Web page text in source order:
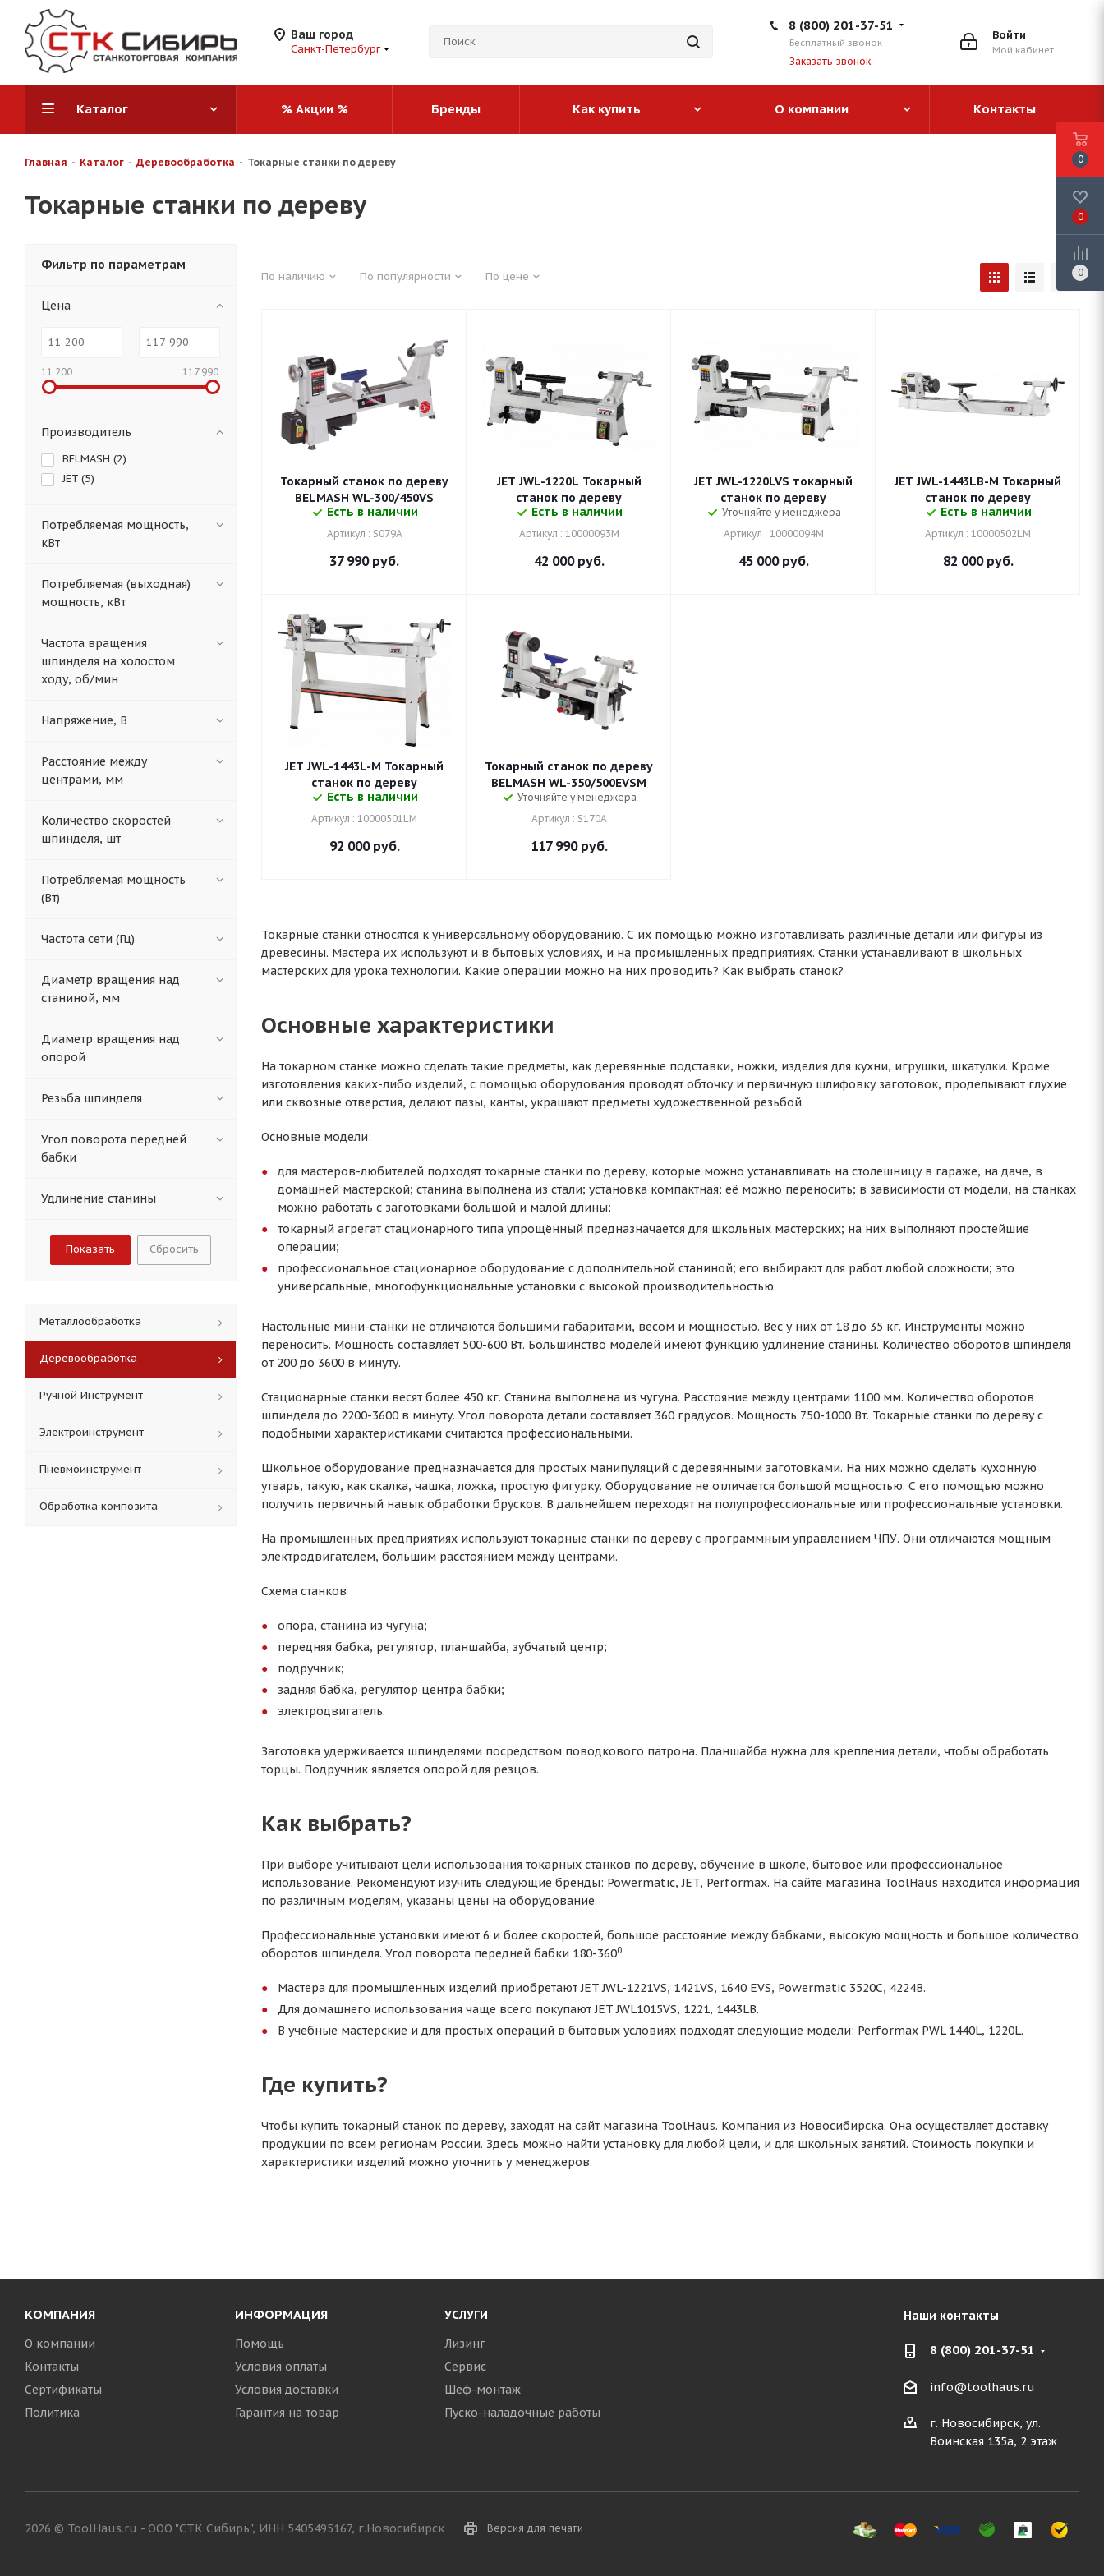
Ваш город
Санкт-Петербург
Войти
Мой кабинет
8 (800) 201-37-51
Бесплатный звонок
Заказать звонок
Каталог % Акции % Бренды Как купить О компании Контакты
Главная - Каталог - Деревообработка - Токарные станки по дереву
Токарные станки по дереву
По наличию По популярности По цене
Токарный станок по дереву
BELMASH WL-300/450VS
Есть в наличии
Артикул : S079A
37 990руб.
JET JWL-1220L Токарный
станок по дереву
Есть в наличии
Артикул : 10000093M
42 000руб.
JET JWL-1220LVS токарный
станок по дереву
Уточняйте у менеджера
Артикул : 10000094M
45 000руб.
JET JWL-1443LB-M Токарный
станок по дереву
Есть в наличии
Артикул : 10000502LM
82 000руб.
JET JWL-1443L-M Токарный
станок по дереву
Есть в наличии
Артикул : 10000501LM
92 000руб.
Токарный станок по дереву
BELMASH WL-350/500EVSM
Уточняйте у менеджера
Артикул : S170A
117 990руб.
Токарные станки относятся к универсальному оборудованию. С их помощью можно изготавливать различные детали или фигуры из
древесины. Мастера их используют и в бытовых условиях, и на промышленных предприятиях. Станки устанавливают в школьных
мастерских для урока технологии. Какие операции можно на них проводить? Как выбрать станок?
Основные характеристики
На токарном станке можно сделать такие предметы, как деревянные подставки, ножки, изделия для кухни, игрушки, шкатулки. Кроме
изготовления каких-либо изделий, с помощью оборудования проводят обточку и первичную шлифовку заготовок, проделывают глухие
или сквозные отверстия, делают пазы, канты, украшают предметы художественной резьбой.
Основные модели:
для мастеров-любителей подходят токарные станки по дереву, которые можно устанавливать на столешницу в гараже, на даче, в
домашней мастерской; станина выполнена из стали; установка компактная; её можно переносить; в зависимости от модели, на станках
можно работать с заготовками большой и малой длины;
токарный агрегат стационарного типа упрощённый предназначается для школьных мастерских; на них выполняют простейшие
операции;
профессиональное стационарное оборудование с дополнительной станиной; его выбирают для работ любой сложности; это
универсальные, многофункциональные установки с высокой производительностью.
Настольные мини-станки не отличаются большими габаритами, весом и мощностью. Вес у них от 18 до 35 кг. Инструменты можно
переносить. Мощность составляет 500-600 Вт. Большинство моделей имеют функцию удлинение станины. Количество оборотов шпинделя
от 200 до 3600 в минуту.
Стационарные станки весят более 450 кг. Станина выполнена из чугуна. Расстояние между центрами 1100 мм. Количество оборотов
шпинделя до 2200-3600 в минуту. Угол поворота детали составляет 360 градусов. Мощность 750-1000 Вт. Токарные станки по дереву с
подобными характеристиками считаются профессиональными.
Школьное оборудование предназначается для простых манипуляций с деревянными заготовками. На них можно сделать кухонную
утварь, такую, как скалка, чашка, ложка, простую фигурку. Оборудование не отличается большой мощностью. С его помощью можно
получить первичный навык обработки брусков. В дальнейшем переходят на полупрофессиональные или профессиональные установки.
На промышленных предприятиях используют токарные станки по дереву с программным управлением ЧПУ. Они отличаются мощным
электродвигателем, большим расстоянием между центрами.
Схема станков
опора, станина из чугуна;
передняя бабка, регулятор, планшайба, зубчатый центр;
подручник;
задняя бабка, регулятор центра бабки;
электродвигатель.
Заготовка удерживается шпинделями посредством поводкового патрона. Планшайба нужна для крепления детали, чтобы обработать
торцы. Подручник является опорой для резцов.
Как выбрать?
При выборе учитывают цели использования токарных станков по дереву, обучение в школе, бытовое или профессиональное
использование. Рекомендуют изучить следующие бренды: Powermatic, JET, Performax. На сайте магазина ToolHaus находится информация
по различным моделям, указаны цены на оборудование.
Профессиональные установки имеют 6 и более скоростей, большое расстояние между бабками, высокую мощность и большое количество
оборотов шпинделя. Угол поворота передней бабки 180-3600.
Мастера для промышленных изделий приобретают JET JWL-1221VS, 1421VS, 1640 EVS, Powermatic 3520C, 4224B.
Для домашнего использования чаще всего покупают JET JWL1015VS, 1221, 1443LB.
В учебные мастерские и для простых операций в бытовых условиях подходят следующие модели: Performax PWL 1440L, 1220L.
Где купить?
Чтобы купить токарный станок по дереву, заходят на сайт магазина ToolHaus. Компания из Новосибирска. Она осуществляет доставку
продукции по всем регионам России. Здесь можно найти установку для любой цели, и для школьных занятий. Стоимость покупки и
характеристики изделий можно уточнить у менеджеров.
Фильтр по параметрам
Цена
11 200 117 990
Производитель
BELMASH (2)
JET (5)
Потребляемая мощность,
кВт
Потребляемая (выходная)
мощность, кВт
Частота вращения
шпинделя на холостом
ходу, об/мин
Напряжение, В
Расстояние между
центрами, мм
Количество скоростей
шпинделя, шт
Потребляемая мощность
(Вт)
Частота сети (Гц)
Диаметр вращения над
станиной, мм
Диаметр вращения над
опорой
Резьба шпинделя
Угол поворота передней
бабки
Удлинение станины
Сбросить
Металлообработка
Деревообработка
Ручной Инструмент
Электроинструмент
Пневмоинструмент
Обработка композита
КОМПАНИЯ
О компании
Контакты
Сертификаты
Политика
ИНФОРМАЦИЯ
Помощь
Условия оплаты
Условия доставки
Гарантия на товар
УСЛУГИ
Лизинг
Сервис
Шеф-монтаж
Пуско-наладочные работы
Наши контакты
8 (800) 201-37-51
info@toolhaus.ru
г. Новосибирск, ул.
Воинская 135а, 2 этаж
2026 © ToolHaus.ru - ООО "СТК Сибирь", ИНН 5405495167, г.Новосибирск Версия для печати
0
0
0